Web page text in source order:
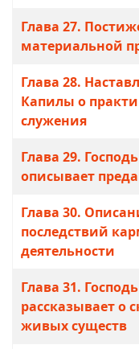
Глава 27.
материальной
Глава 28.
Капилы о
служения
Глава 29.
описывает
Глава 30.
последствий
деятельности
Глава 31.
рассказывает о
живых существ